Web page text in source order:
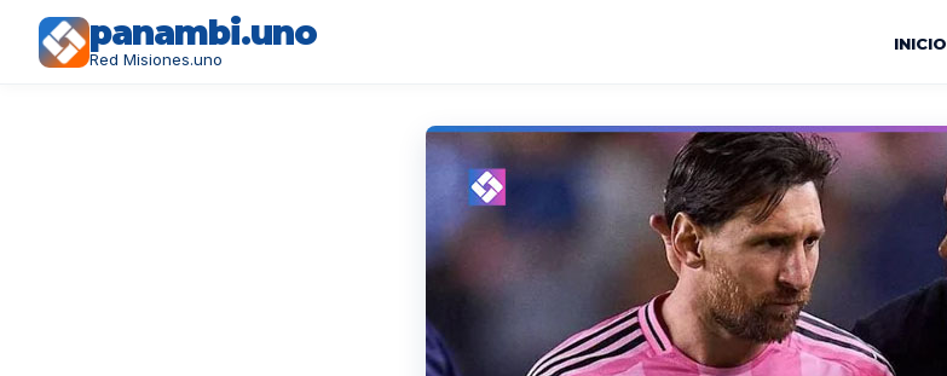
panambi.uno
Red Misiones.uno
INICIO